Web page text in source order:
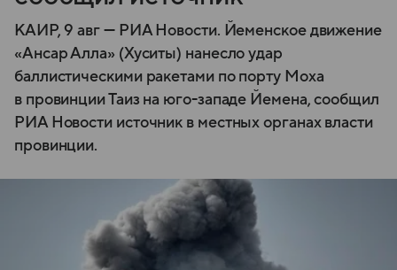
КАИР, 9 авг — РИА Новости. Йеменское движение
«Ансар Алла» (Хуситы) нанесло удар
баллистическими ракетами по порту Моха
в провинции Таиз на юго-западе Йемена, сообщил
РИА Новости источник в местных органах власти
провинции.